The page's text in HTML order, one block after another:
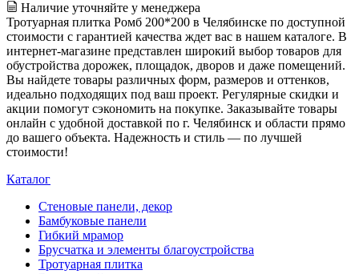
Наличие уточняйте у менеджера
Тротуарная плитка Ромб 200*200 в Челябинске по доступной
стоимости с гарантией качества ждет вас в нашем каталоге. В
интернет-магазине представлен широкий выбор товаров для
обустройства дорожек, площадок, дворов и даже помещений.
Вы найдете товары различных форм, размеров и оттенков,
идеально подходящих под ваш проект. Регулярные скидки и
акции помогут сэкономить на покупке. Заказывайте товары
онлайн с удобной доставкой по г. Челябинск и области прямо
до вашего объекта. Надежность и стиль — по лучшей
стоимости!
Каталог
Стеновые панели, декор
Бамбуковые панели
Гибкий мрамор
Брусчатка и элементы благоустройства
Тротуарная плитка